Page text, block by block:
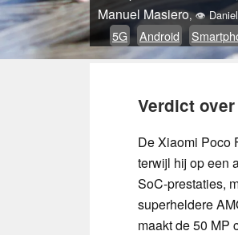
Manuel Masiero,👁
5G Android
Verdict
De Xiaomi Poco
terwijl hij op een
SoC-prestaties,
superheldere
maakt de 50 MP